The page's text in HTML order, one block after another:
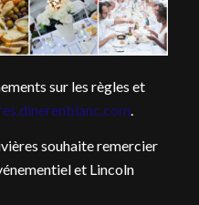
sur les règles et
.
souhaite remercier
et Lincoln